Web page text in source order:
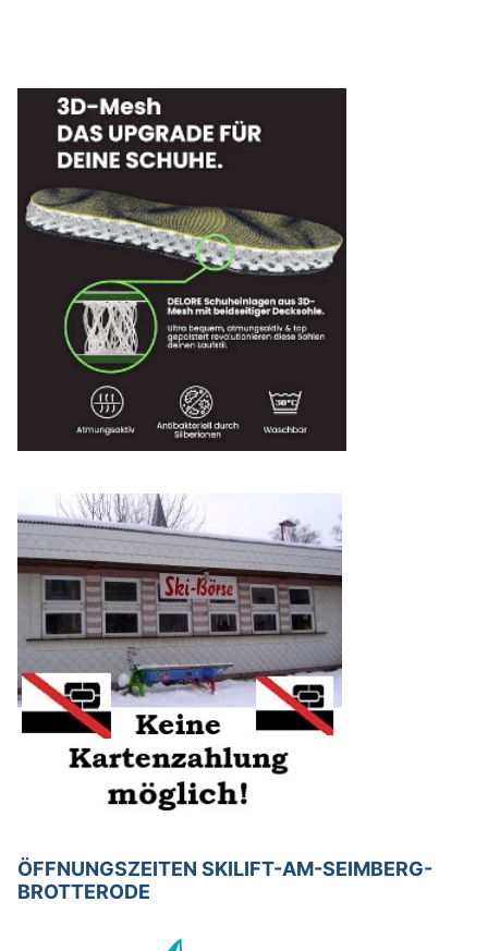
ÖFFNUNGSZEITEN SKILIFT-AM-SEIMBERG-
BROTTERODE